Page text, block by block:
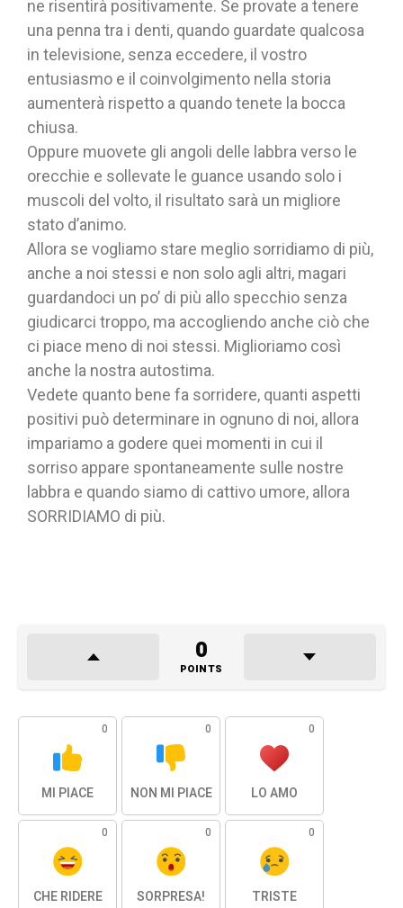
ne risentirà positivamente. Se provate a tenere
una penna tra i denti, quando guardate qualcosa
in televisione, senza eccedere, il vostro
entusiasmo e il coinvolgimento nella storia
aumenterà rispetto a quando tenete la bocca
chiusa.
Oppure muovete gli angoli delle labbra verso le
orecchie e sollevate le guance usando solo i
muscoli del volto, il risultato sarà un migliore
stato d’animo.
Allora se vogliamo stare meglio sorridiamo di più,
anche a noi stessi e non solo agli altri, magari
guardandoci un po’ di più allo specchio senza
giudicarci troppo, ma accogliendo anche ciò che
ci piace meno di noi stessi. Miglioriamo così
anche la nostra autostima.
Vedete quanto bene fa sorridere, quanti aspetti
positivi può determinare in ognuno di noi, allora
impariamo a godere quei momenti in cui il
sorriso appare spontaneamente sulle nostre
labbra e quando siamo di cattivo umore, allora
SORRIDIAMO di più.
0
POINTS
0
MI PIACE
0
NON MI PIACE
0
LO AMO
0
CHE RIDERE
0
SORPRESA!
0
TRISTE